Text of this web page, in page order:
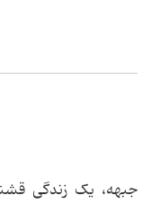
جبهه، یک زندگی